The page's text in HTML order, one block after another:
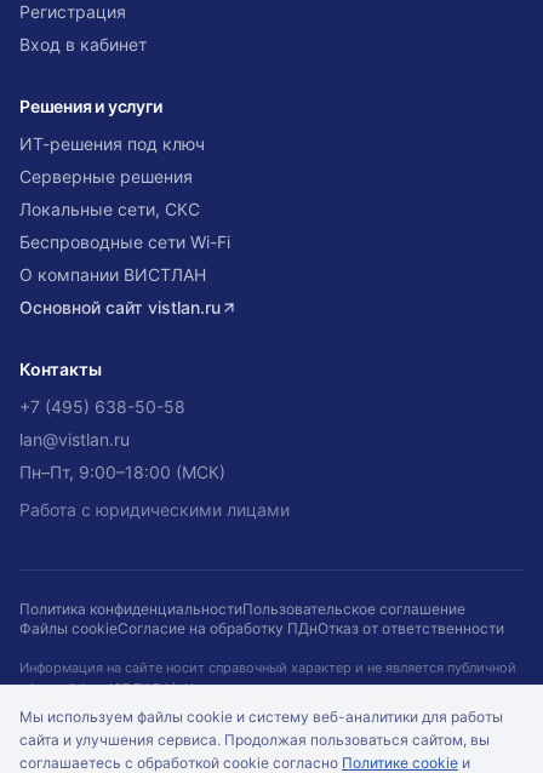
Регистрация
Вход в кабинет
Решения и услуги
ИТ-решения под ключ
Серверные решения
Локальные сети, СКС
Беспроводные сети Wi-Fi
О компании ВИСТЛАН
Основной сайт vistlan.ru
Контакты
+7 (495) 638-50-58
lan@vistlan.ru
Пн–Пт, 9:00–18:00 (МСК)
Работа с юридическими лицами
Политика конфиденциальностиПользовательское соглашение
Файлы cookieСогласие на обработку ПДнОтказ от ответственности
Информация на сайте носит справочный характер и не является публичной
офертой (ст. 437 ГК РФ). Наличие, цены и сроки не гарантируются и
подтверждаются при оформлении заказа. Кейсы приведены для примера.
©2026 ООО «ВИСТЛАН». Все права защищены.
Мы используем файлы cookie и систему веб-аналитики для работы
сайта и улучшения сервиса. Продолжая пользоваться сайтом, вы
соглашаетесь с обработкой cookie согласно Политике cookie и